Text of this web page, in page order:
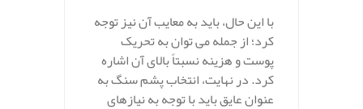
با این حال، باید به معایب آن نیز توجه
کرد؛ از جمله می‌ توان به تحریک
پوست و هزینه نسبتاً بالای آن اشاره
کرد. در نهایت، انتخاب پشم سنگ به
عنوان عایق باید با توجه به نیازهای